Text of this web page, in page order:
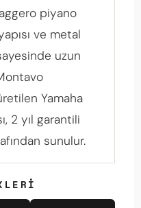
piyano
ve metal
uzun
Yamaha
2 yıl garantili
sunulur.